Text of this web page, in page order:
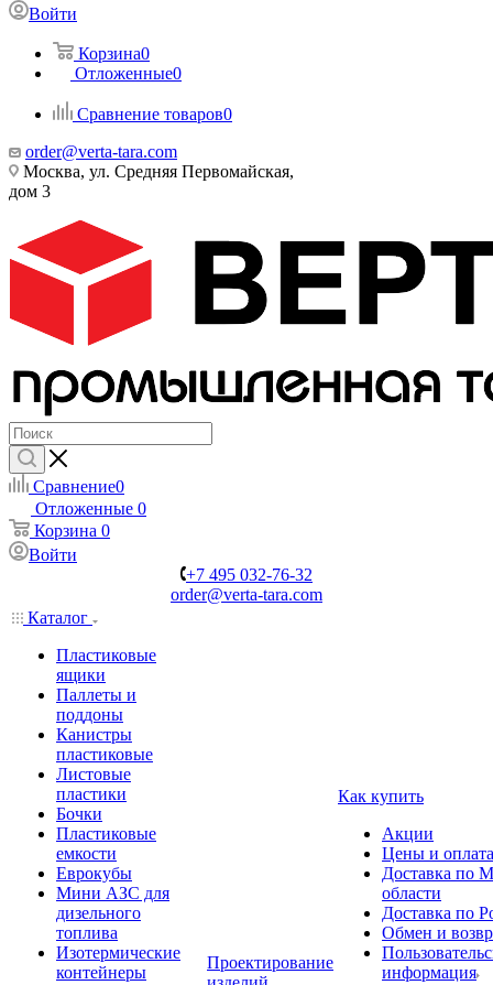
Войти
Корзина0
Отложенные0
Сравнение товаров0
order@verta-tara.com
Москва, ул. Средняя Первомайская,
дом 3
Сравнение0
Отложенные 0
Корзина 0
Войти
+7 495 032-76-32
order@verta-tara.com
Каталог
Пластиковые
ящики
Паллеты и
поддоны
Канистры
пластиковые
Листовые
пластики
Бочки
Пластиковые
емкости
Еврокубы
Мини АЗС для
дизельного
топлива
Изотермические
контейнеры
Проектирование
Как купить
Акции
Цены и оплата
Доставка по
области
Доставка по
Обмен и
информация